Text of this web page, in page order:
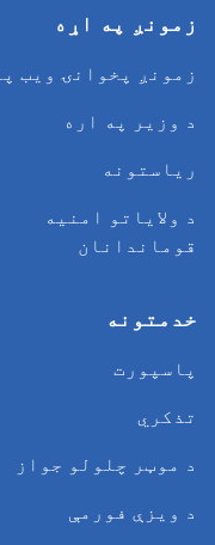
زمونږ په اړه
زمونږ پخوانۍ ویب
د وزیر په اره
ریاستونه
د ولایاتو امنیه
قوماندانان
خدمتونه
پاسپورت
تذکري
د موټر چلولو جواز
د ویزې فورمې